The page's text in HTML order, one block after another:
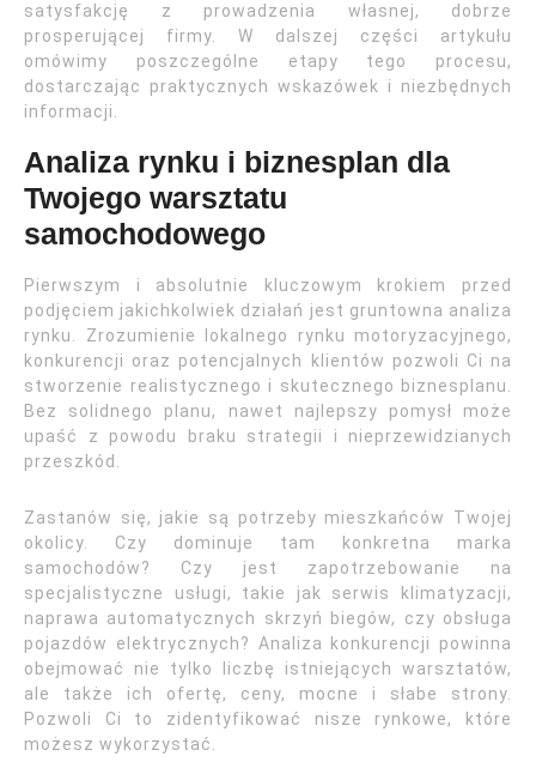
satysfakcję z prowadzenia własnej, dobrze
prosperującej firmy. W dalszej części artykułu
omówimy poszczególne etapy tego procesu,
dostarczając praktycznych wskazówek i niezbędnych
informacji.
Analiza rynku i biznesplan dla
Twojego warsztatu
samochodowego
Pierwszym i absolutnie kluczowym krokiem przed
podjęciem jakichkolwiek działań jest gruntowna analiza
rynku. Zrozumienie lokalnego rynku motoryzacyjnego,
konkurencji oraz potencjalnych klientów pozwoli Ci na
stworzenie realistycznego i skutecznego biznesplanu.
Bez solidnego planu, nawet najlepszy pomysł może
upaść z powodu braku strategii i nieprzewidzianych
przeszkód.
Zastanów się, jakie są potrzeby mieszkańców Twojej
okolicy. Czy dominuje tam konkretna marka
samochodów? Czy jest zapotrzebowanie na
specjalistyczne usługi, takie jak serwis klimatyzacji,
naprawa automatycznych skrzyń biegów, czy obsługa
pojazdów elektrycznych? Analiza konkurencji powinna
obejmować nie tylko liczbę istniejących warsztatów,
ale także ich ofertę, ceny, mocne i słabe strony.
Pozwoli Ci to zidentyfikować nisze rynkowe, które
możesz wykorzystać.